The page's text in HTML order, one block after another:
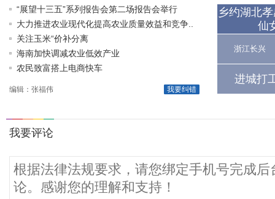
“展望十三五”系列报告会第二场报告会举行
大力推进农业现代化提高农业质量效益和竞争..
关注玉米“价补分离
海南加快调减农业低效产业
农民致富搭上电商快车
我要纠错
编辑：张福伟
乡约湖北
仙
浙江长兴
进城打